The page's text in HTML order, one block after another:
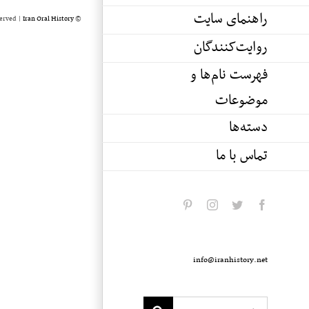
راهنمای سایت
روایت‌کنندگان
فهرست نام‌ها و
موضوعات
دسته‌ها
تماس با ما
facebook
twitter
instagram
info@iranhistory.net
© Copyright 2020 -
| Iran Oral History